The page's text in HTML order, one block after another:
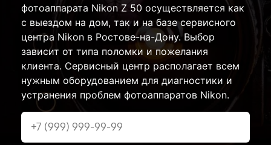
фотоаппарата Nikon Z 50 осуществляется как
с выездом на дом, так и на базе сервисного
центра Nikon в Ростове-на-Дону. Выбор
зависит от типа поломки и пожелания
клиента. Сервисный центр располагает всем
нужным оборудованием для диагностики и
устранения проблем фотоаппаратов Nikon.